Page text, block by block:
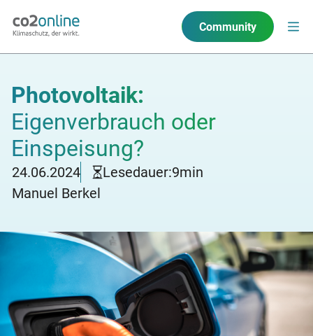
Community
Photovoltaik:
Eigenverbrauch oder
Einspeisung?
24.06.2024 Lesedauer:9min
Manuel Berkel